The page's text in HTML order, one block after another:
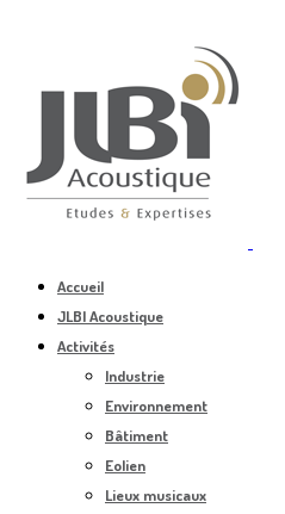
Accueil
JLBI Acoustique
Activités
Industrie
Environnement
Bâtiment
Eolien
Lieux musicaux